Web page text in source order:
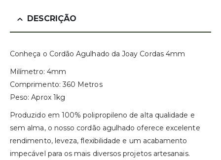
DESCRIÇÃO
Conheça o Cordão Agulhado da Joay Cordas 4mm
Milímetro: 4mm
Comprimento: 360 Metros
Peso: Aprox 1kg
Produzido em 100% polipropileno de alta qualidade e
sem alma, o nosso cordão agulhado oferece excelente
rendimento, leveza, flexibilidade e um acabamento
impecável para os mais diversos projetos artesanais.